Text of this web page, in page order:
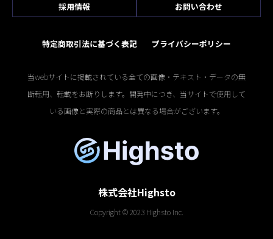
採用情報
お問い合わせ
特定商取引法に基づく表記 プライバシーポリシー
当webサイトに掲載されている全ての画像・テキスト・データの無
断転用、転載をお断りします。開発中につき、当サイトで使用して
いる画像と実際の商品とは異なる場合がございます。
株式会社Highsto
Copyright © 2023 Highsto Inc.